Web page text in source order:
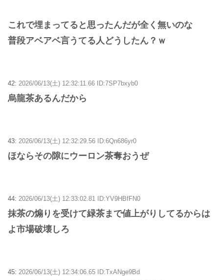
これで埋まってると思ったんだが全く無いのな
普段アベアベ言うてる人どうしたん？ｗ
42: 2026/06/13(土) 12:32:11.66 ID:7SP7bxyb0
烏龍茶あるんだから
43: 2026/06/13(土) 12:32:29.56 ID:6Qn686yr0
ほならその隙にウーロン茶奪おうぜ
44: 2026/06/13(土) 12:33:02.81 ID:YV9HBfFN0
抹茶の煽りを受けて緑茶まで値上がりしてるからは
よ市場破壊しろ
45: 2026/06/13(土) 12:34:06.65 ID:TxANge9Bd